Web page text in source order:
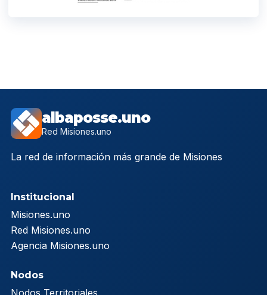
albaposse.uno
Red Misiones.uno
La red de información más grande de Misiones
Institucional
Misiones.uno
Red Misiones.uno
Agencia Misiones.uno
Nodos
Nodos Territoriales